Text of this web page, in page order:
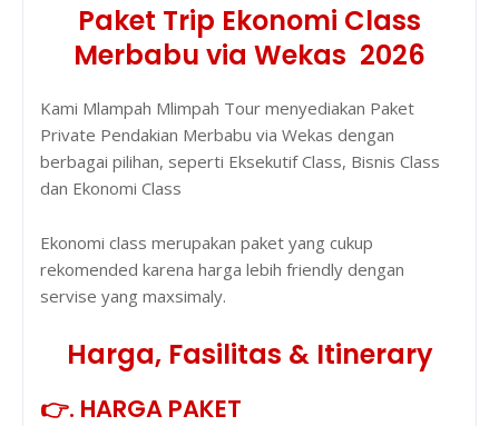
Paket Trip Ekonomi Class
Merbabu via Wekas 2026
Kami Mlampah Mlimpah Tour menyediakan Paket
Private Pendakian Merbabu via Wekas dengan
berbagai pilihan, seperti Eksekutif Class, Bisnis Class
dan Ekonomi Class
Ekonomi class merupakan paket yang cukup
rekomended karena harga lebih friendly dengan
servise yang maxsimaly.
Harga, Fasilitas & Itinerary
👉. HARGA PAKET